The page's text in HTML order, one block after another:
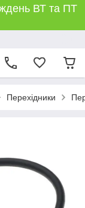
ВТ та ПТ
Перехідники